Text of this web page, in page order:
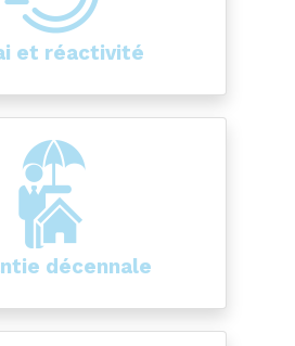
et réactivité
décennale